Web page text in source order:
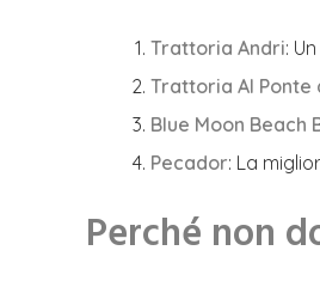
Trattoria Andri:
Trattoria Al Ponte
Blue Moon Beach
Pecador: La
Perché non